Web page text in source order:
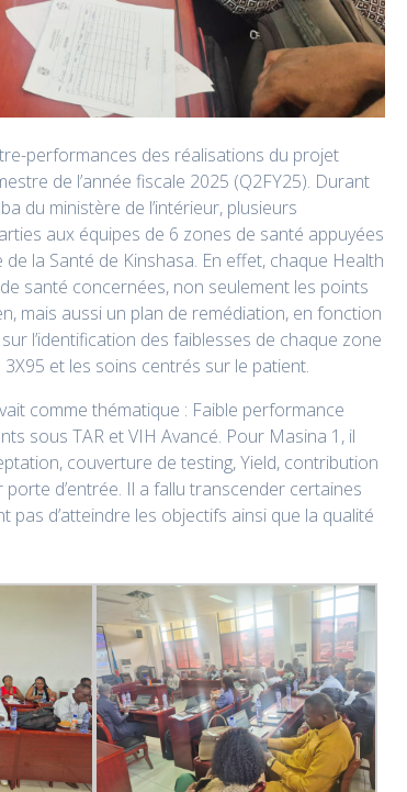
performances des réalisations du projet
de l’année fiscale 2025 (Q2FY25). Durant
du ministère de l’intérieur, plusieurs
aux équipes de 6 zones de santé appuyées
la Santé de Kinshasa. En effet, chaque Health
santé concernées, non seulement les points
mais aussi un plan de remédiation, en fonction
l’identification des faiblesses de chaque zone
et les soins centrés sur le patient.
comme thématique : Faible performance
sous TAR et VIH Avancé. Pour Masina 1, il
couverture de testing, Yield, contribution
d’entrée. Il a fallu transcender certaines
d’atteindre les objectifs ainsi que la qualité